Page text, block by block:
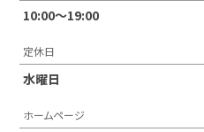
10:00〜19:00
定休日
水曜日
ホームページ